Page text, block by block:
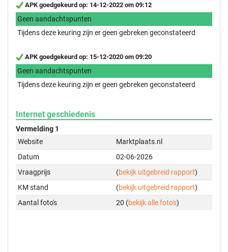
APK goedgekeurd op: 14-12-2022 om 09:12
Geen aandachtspunten
Tijdens deze keuring zijn er geen gebreken geconstateerd
APK goedgekeurd op: 15-12-2020 om 09:20
Geen aandachtspunten
Tijdens deze keuring zijn er geen gebreken geconstateerd
Internet geschiedenis
Vermelding 1
Website
Marktplaats.nl
Datum
02-06-2026
Vraagprijs
(bekijk uitgebreid rapport)
KM stand
(bekijk uitgebreid rapport)
Aantal foto's
20 (bekijk alle foto's)